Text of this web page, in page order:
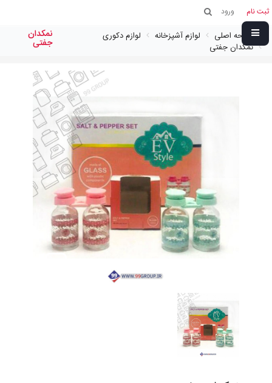
ثبت نام ورود
صفحه اصلی لوازم آشپزخانه
لوازم دکوری
نمكدان جفتى
نمكدان
جفتى